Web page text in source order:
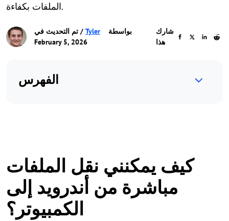
الملفات بكفاءة.
بواسطة Tyler / تم التحديث في
February 5, 2026
شارك
هذا
الفهرس
كيف يمكنني نقل الملفات
مباشرة من أندرويد إلى
الكمبيوتر؟